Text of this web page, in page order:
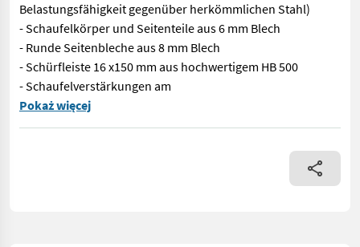
Belastungsfähigkeit gegenüber herkömmlichen Stahl)
- Schaufelkörper und Seitenteile aus 6 mm Blech
- Runde Seitenbleche aus 8 mm Blech
- Schürfleiste 16 x150 mm aus hochwertigem HB 500
- Schaufelverstärkungen am
- Höhe 90 cm Tiefe 100 cm - Aus hochwertigem S355
Pokaż więcej